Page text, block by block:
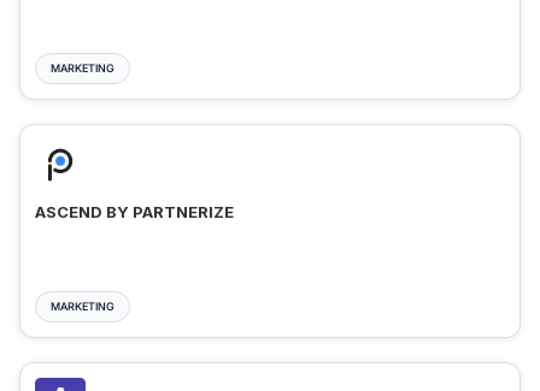
MARKETING
ASCEND BY PARTNERIZE
MARKETING